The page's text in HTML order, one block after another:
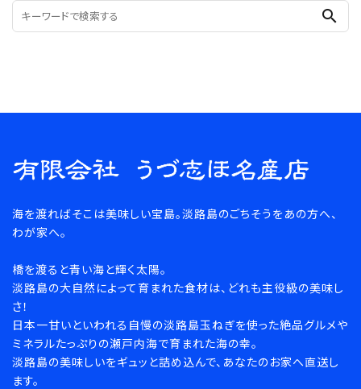
search
海を渡ればそこは美味しい宝島。淡路島のごちそうをあの方へ、
わが家へ。
橋を渡ると青い海と輝く太陽。
淡路島の大自然によって育まれた食材は、どれも主役級の美味し
さ！
日本一甘いといわれる自慢の淡路島玉ねぎを使った絶品グルメや
ミネラルたっぷりの瀬戸内海で育まれた海の幸。
淡路島の美味しいをギュッと詰め込んで、あなたのお家へ直送し
ます。